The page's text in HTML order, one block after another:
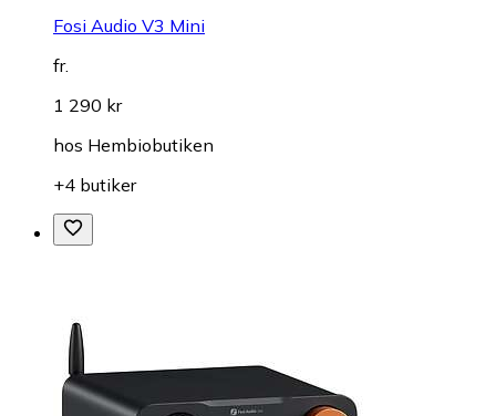
Fosi Audio V3 Mini
fr.
1 290 kr
hos Hembiobutiken
+4 butiker